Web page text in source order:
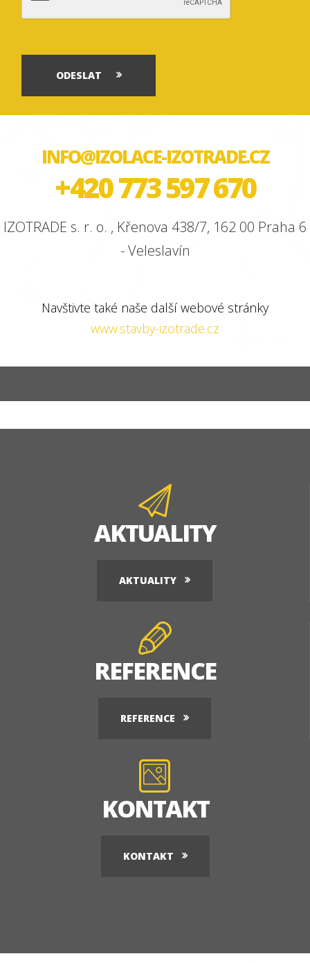
ODESLAT
INFO@IZOLACE-IZOTRADE.CZ
+420 773 597 670
IZOTRADE s. r. o. , Křenova 438/7, 162 00 Praha 6
- Veleslavín
Navštivte také naše další webové stránky
www.stavby-izotrade.cz
AKTUALITY
AKTUALITY
REFERENCE
REFERENCE
KONTAKT
KONTAKT